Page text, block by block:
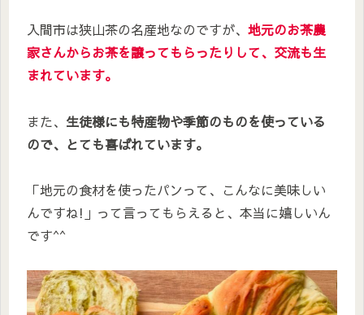
入間市は狭山茶の名産地なのですが、 地元のお茶農
家さんからお茶を譲ってもらったりして、交流も生
まれています。
また、 生徒様にも特産物や季節のものを使っている
ので、とても喜ばれています。
「地元の食材を使ったパンって、こんなに美味しい
んですね!」って言ってもらえると、本当に嬉しいん
です^^